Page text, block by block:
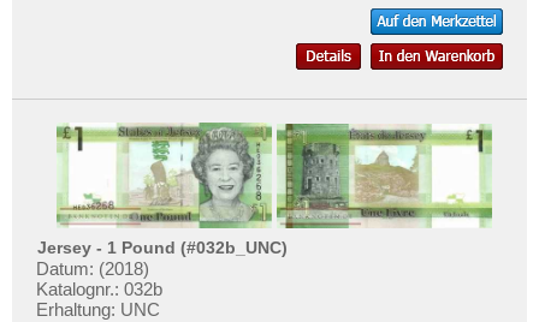
Jersey - 1 Pound (#032b_UNC)
Datum: (2018)
Katalognr.: 032b
Erhaltung: UNC